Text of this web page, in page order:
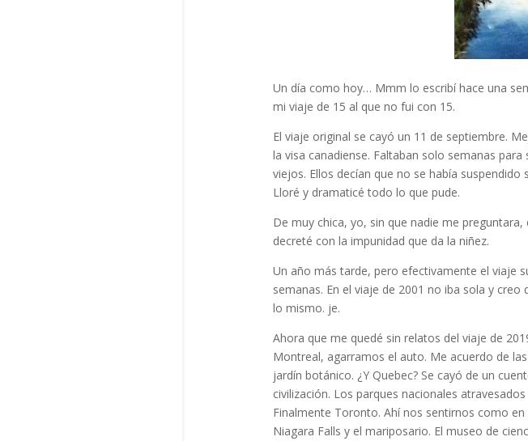
Un día como hoy… Mmm lo escribí hace una
mi viaje de 15 al que no fui con 15.
El viaje original se cayó un 11 de septiembre.
la visa canadiense. Faltaban solo semanas
viejos. Ellos decían que no se había
Lloré y dramaticé todo lo que pude.
De muy chica, yo, sin que nadie me
decreté con la impunidad que da la niñez.
Un año más tarde, pero efectivamente el viaje
semanas. En el viaje de 2001 no iba sola y
lo mismo. je.
Ahora que me quedé sin relatos del viaje de
Montreal, agarramos el auto. Me acuerdo de
jardín botánico. ¿Y Quebec? Se cayó de un
civilización. Los parques nacionales
Finalmente Toronto. Ahí nos sentirnos como
Niagara Falls y el mariposario. El museo de